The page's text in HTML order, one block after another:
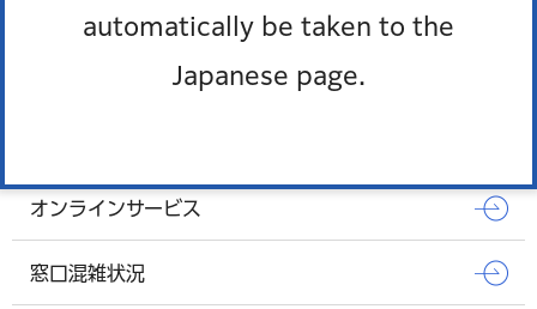
automatically be taken to the
Japanese page.
オンラインサービス
窓口混雑状況